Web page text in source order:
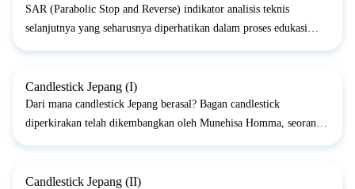
SAR (Parabolic Stop and Reverse) indikator analisis teknis
selanjutnya yang seharusnya diperhatikan dalam proses edukasi
Candlestick Jepang (I)
Dari mana candlestick Jepang berasal? Bagan candlestick
diperkirakan telah dikembangkan oleh Munehisa Homma, seorang
kem...
Candlestick Jepang (II)